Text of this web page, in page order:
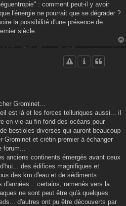
: comment peut-il y avoir
l'énergie ne pourrait que se dégrader ?
la possibilité d'une présence de
siècle.
Grominet...
est là et les forces telluriques aussi... il
en vie au fin fond des océans pour
bestioles diverses qui auront beaucoup
Grominet et crétin premier à échanger
anciens continents émergés avant ceux
des édifices magnifiques et
des km d'eau et de sédiments
d'années... certains, ramenés vers la
ne sont peut être qu'à quelques
d'autres ont pu être découverts par